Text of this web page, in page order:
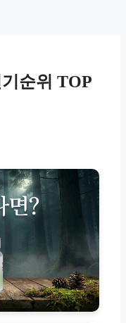
순위 TOP